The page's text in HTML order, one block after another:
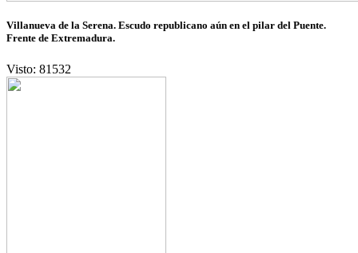
Villanueva de la Serena. Escudo republicano aún en el pilar del Puente.
Frente de Extremadura.
Visto: 81532